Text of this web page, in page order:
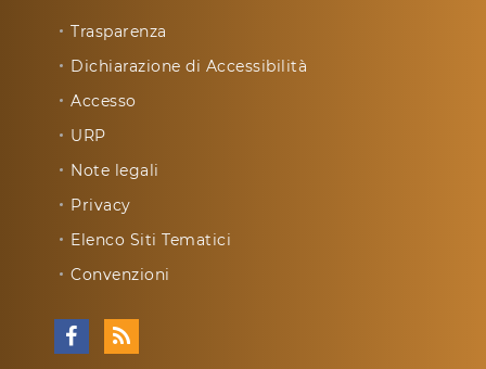
Trasparenza
Dichiarazione di Accessibilità
Accesso
URP
Note legali
Privacy
Elenco Siti Tematici
Convenzioni